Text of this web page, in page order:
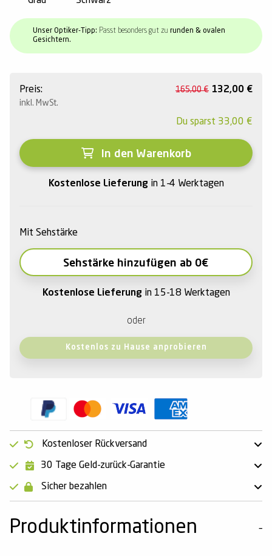
Unser Optiker-Tipp: Passt besonders gut zu runden & ovalen
Gesichtern.
Preis:
inkl. MwSt.
165,00€ 132,00 €
Du sparst 33,00 €
In den Warenkorb
Kostenlose Lieferung in 1-4 Werktagen
Mit Sehstärke
Sehstärke hinzufügen ab 0€
Kostenlose Lieferung in 15-18 Werktagen
oder
Kostenlos zu Hause anprobieren
Kostenloser Rückversand
30 Tage Geld-zurück-Garantie
Sicher bezahlen
Produktinformationen